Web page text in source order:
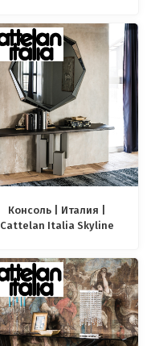
Консоль | Италия |
Cattelan Italia Skyline